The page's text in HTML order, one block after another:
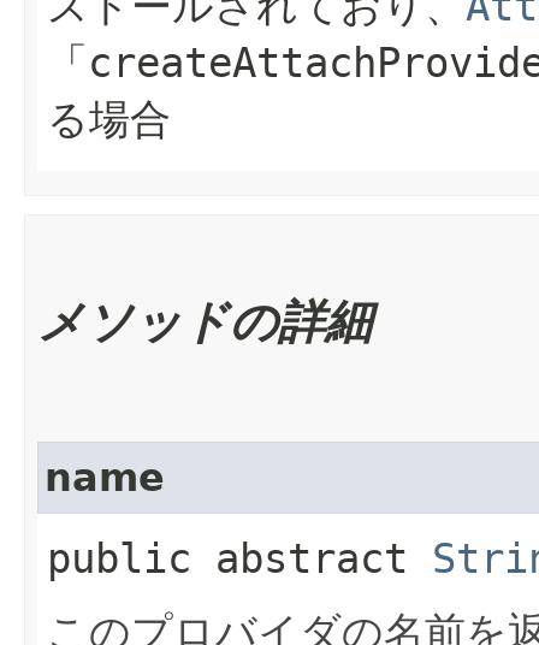
「
る場合
メソッドの詳細
name
public abstract
このプロバイダの名前を